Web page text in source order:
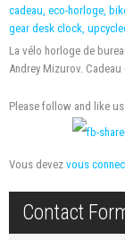
La vélo horloge de
Andrey Mizurov.
Please follow and like us:
Vous devez vous
Contact